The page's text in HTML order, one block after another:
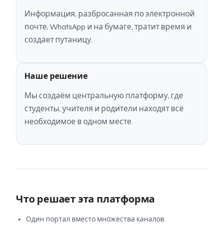
Информация, разбросанная по электронной
почте, WhatsApp и на бумаге, тратит время и
создает путаницу.
Наше решение
Мы создаём центральную платформу, где
студенты, учителя и родители находят всё
необходимое в одном месте.
Что решает эта платформа
Один портал вместо множества каналов.